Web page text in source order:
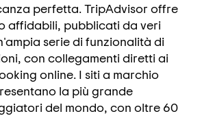
perfetta. TripAdvisor offre
affidabili, pubblicati da veri
serie di funzionalità di
con collegamenti diretti ai
online. I siti a marchio
la più grande
del mondo, con oltre 60